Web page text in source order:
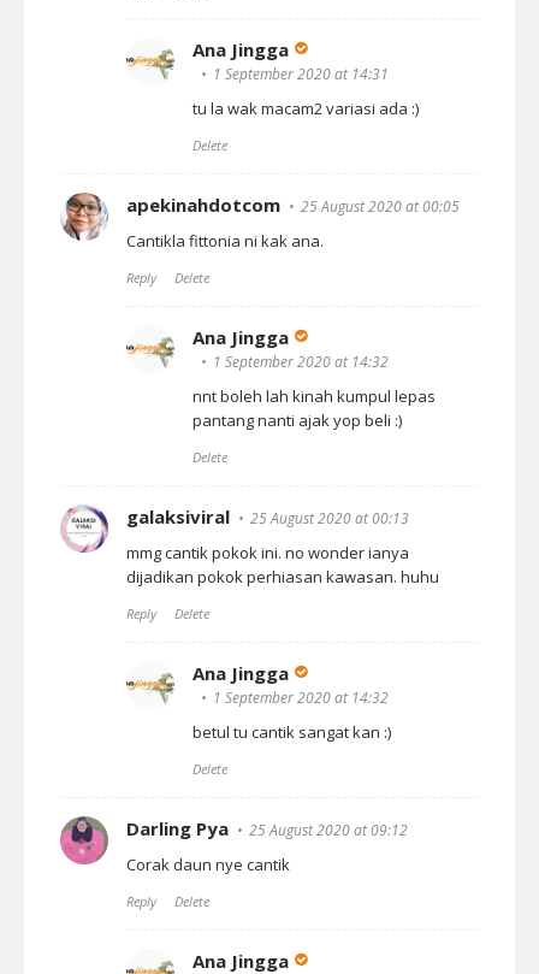
Ana Jingga
1 September 2020 at 14:31
tu la wak macam2 variasi ada :)
Delete
apekinahdotcom 25 August 2020 at 00:05
Cantikla fittonia ni kak ana.
Reply Delete
Ana Jingga
1 September 2020 at 14:32
nnt boleh lah kinah kumpul lepas
pantang nanti ajak yop beli :)
Delete
galaksiviral 25 August 2020 at 00:13
mmg cantik pokok ini. no wonder ianya
dijadikan pokok perhiasan kawasan. huhu
Reply Delete
Ana Jingga
1 September 2020 at 14:32
betul tu cantik sangat kan :)
Delete
Darling Pya 25 August 2020 at 09:12
Corak daun nye cantik
Reply Delete
Ana Jingga